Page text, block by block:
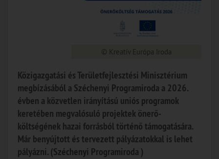
© Kreatív Európa Iroda
Közigazgatási és Területfejlesztési Minisztérium
megbízásából a Széchenyi Programiroda a 2026.
évben a közvetlen irányítású uniós programok
keretében megvalósuló projektek önerő-
költségének hazai forrásból történő támogatására.
Már benyújtott és tervezett pályázatokkal is lehet
pályázni. (Széchenyi Programiroda )